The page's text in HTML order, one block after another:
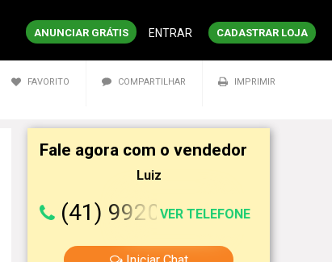
ANUNCIAR GRÁTIS ENTRAR CADASTRAR LOJA
FAVORITO COMPARTILHAR IMPRIMIR
Fale agora com o vendedor
Luiz
(41) 99202-8673
VER TELEFONE